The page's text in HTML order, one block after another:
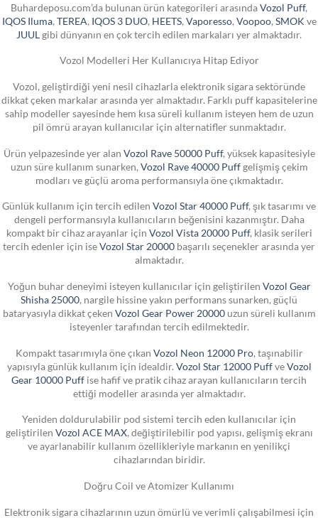
Buhardeposu.com’da bulunan ürün kategorileri arasındaVozol Puff,
IQOS Iluma, TEREA IQOS 3 DUO, HEETS, Vaporesso, Voopoo, SMOK ve
JUUL gibi dünyanın en çok tercih edilen markaları yer almaktadır.
Vozol Modelleri Her Kullanıcıya Hitap Ediyor
Vozol, geliştirdiği yeni nesil cihazlarla elektronik sigara sektöründe
dikkat çeken markalar arasında yer almaktadır. Farklı puff kapasitelerine
sahip modeller sayesinde hem kısa süreli kullanım isteyen hem de uzun
pil ömrü arayan kullanıcılar için alternatifler sunmaktadır.
Ürün yelpazesinde yer alan Vozol Rave 50000 Puff, yüksek kapasitesiyle
uzun süre kullanım sunarken, Vozol Rave 40000 Puffgelişmiş çekim
modları ve güçlü aroma performansıyla öne çıkmaktadır.
Günlük kullanım için tercih edilen Vozol Star 40000 Puff, şık tasarımı ve
dengeli performansıyla kullanıcıların beğenisini kazanmıştır. Daha
kompakt bir cihaz arayanlar için Vozol Vista 20000 Puff, klasik serileri
tercih edenler için iseVozol Star 20000 başarılı seçenekler arasında yer
almaktadır.
Yoğun buhar deneyimi isteyen kullanıcılar için geliştirilen Vozol Gear
Shisha 25000 , nargile hissine yakın performans sunarken, güçlü
bataryasıyla dikkat çeken Vozol Gear Power 20000uzun süreli kullanım
isteyenler tarafından tercih edilmektedir.
Kompakt tasarımıyla öne çıkan Vozol Neon 12000 Pro, taşınabilir
yapısıyla günlük kullanım için idealdir. Vozol Star 12000 PuffveVozol
Gear 10000 Puff ise hafif ve pratik cihaz arayan kullanıcıların tercih
ettiği modeller arasında yer almaktadır.
Yeniden doldurulabilir pod sistemi tercih eden kullanıcılar için
geliştirilen Vozol ACE MAX, değiştirilebilir pod yapısı, gelişmiş ekranı
ve ayarlanabilir kullanım özellikleriyle markanın en yenilikçi
cihazlarından biridir.
Doğru Coil ve Atomizer Kullanımı
Elektronik sigara cihazlarının uzun ömürlü ve verimli çalışabilmesi için